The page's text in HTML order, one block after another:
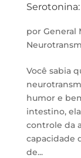
por General
Você sabia
humor e
intestino,
controle da
capacidade
de...